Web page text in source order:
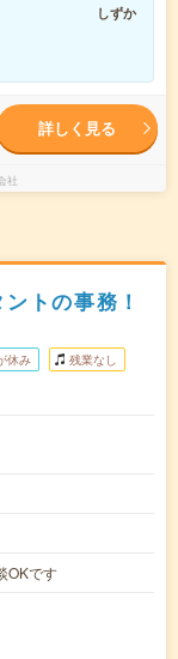
しずか
詳しく見る
社
トの事務！
休み 残業なし
OKです